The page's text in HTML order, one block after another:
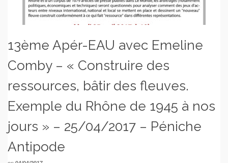
13ème Apér-EAU avec Emeline
Comby – « Construire des
ressources, bâtir des fleuves.
Exemple du Rhône de 1945 à nos
jours » – 25/04/2017 – Péniche
Antipode